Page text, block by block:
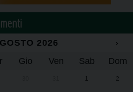
2026
›
Gio Ven Sab Dom
1 2